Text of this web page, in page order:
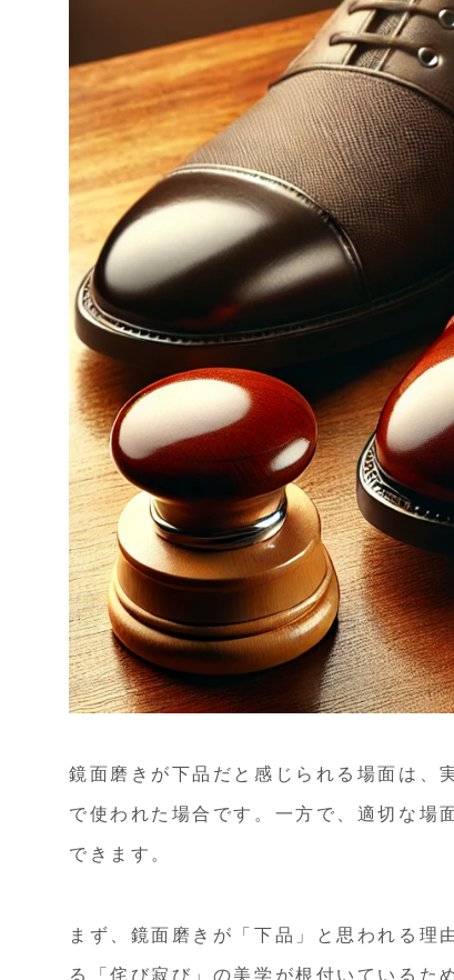
鏡面磨きが下品だと感じられる場面は、
で使われた場合です。一方で、適切な場
できます。
まず、鏡面磨きが「下品」と思われる理
る「侘び寂び」の美学が根付いているた